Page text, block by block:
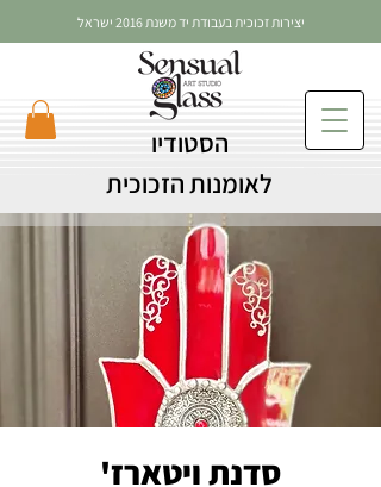
הסטודיו
לאומנות הזכוכית
יצירות זכוכית בעבודת יד משנת 2016 ישראל
סדנת ויטארז'